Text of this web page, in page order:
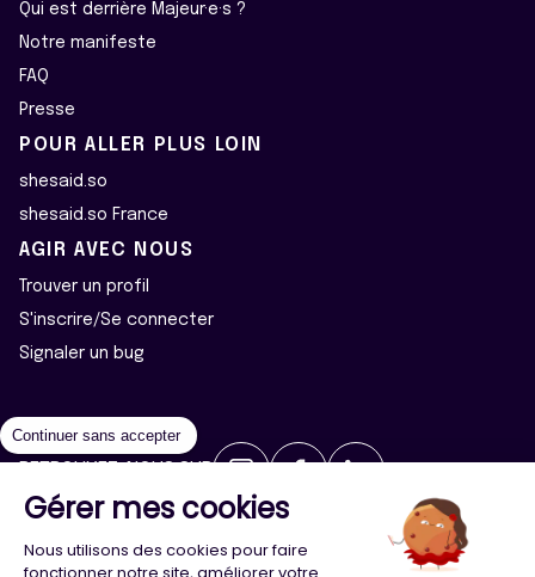
Qui est derrière Majeur·e·s ?
Notre manifeste
FAQ
Presse
POUR ALLER PLUS LOIN
shesaid.so
shesaid.so France
AGIR AVEC NOUS
Trouver un profil
S'inscrire/Se connecter
Signaler un bug
2026 ©Majeur·e·s - Tous droits réservés
Politique de confidentialité
Cookies
Continuer sans accepter
Gérer mes cookies
Nous utilisons des cookies pour faire
fonctionner notre site, améliorer votre